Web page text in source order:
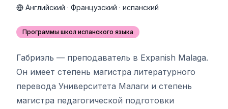
Английский · Французский · испанский
Программы школ испанского языка
Габриэль — преподаватель в Expanish Malaga.
Он имеет степень магистра литературного
перевода Университета Малаги и степень
магистра педагогической подготовки